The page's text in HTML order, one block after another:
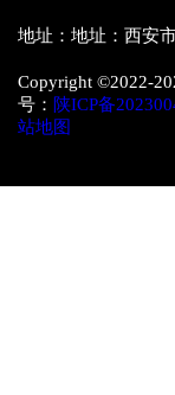
地址：地址：西安
Copyright ©2022-
号： 陕ICP备
站地图